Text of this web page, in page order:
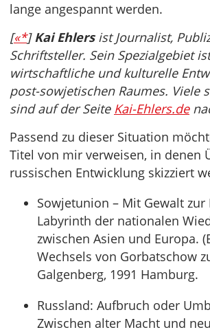
lange angespannt werden.
[«*]Kai Ehlersist Journalist,
Schriftsteller. Sein Spezialgebiet
wirtschaftliche und kulturelle
post-sowjetischen Raumes. Viele
sind auf der Seite Kai-Ehlers.de
Passend zu dieser Situation
Titel von mir verweisen, in denen
russischen Entwicklung skizziert
Sowjetunion – Mit Gewalt
Labyrinth der nationalen
zwischen Asien und Europa.
Wechsels von Gorbatschow
Galgenberg, 1991 Hamburg.
Russland: Aufbruch oder
Zwischen alter Macht und